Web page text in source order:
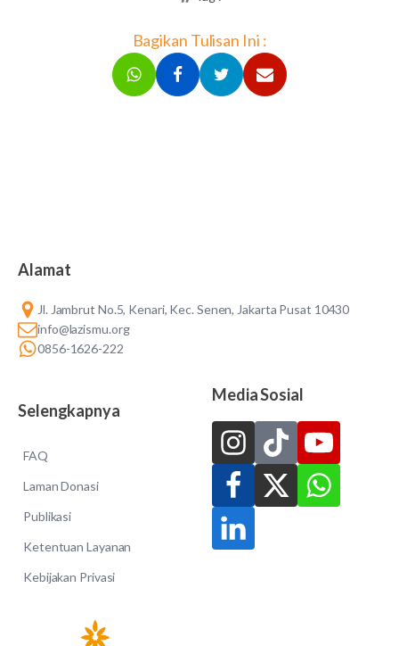
Bagikan Tulisan Ini :
Alamat
Jl. Jambrut No.5, Kenari, Kec. Senen, Jakarta Pusat 10430
info@lazismu.org
0856-1626-222
Selengkapnya
FAQ
Laman Donasi
Publikasi
Ketentuan Layanan
Kebijakan Privasi
Media Sosial